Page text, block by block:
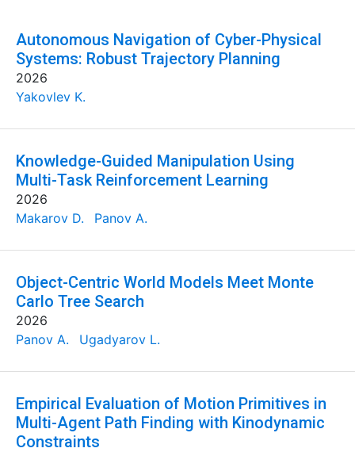
Autonomous Navigation of Cyber-Physical
Systems: Robust Trajectory Planning
2026
Yakovlev K.
Knowledge-Guided Manipulation Using
Multi-Task Reinforcement Learning
2026
Makarov D.
Panov A.
Object-Centric World Models Meet Monte
Carlo Tree Search
2026
Panov A.
Ugadyarov L.
Empirical Evaluation of Motion Primitives in
Multi-Agent Path Finding with Kinodynamic
Constraints